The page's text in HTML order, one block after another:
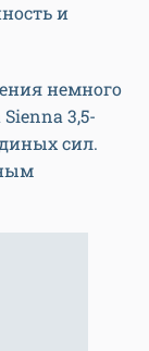
и
немного
3,5-
сил.